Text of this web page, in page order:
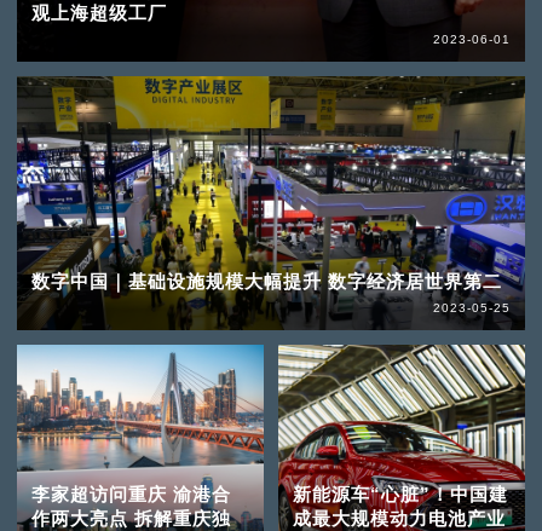
观上海超级工厂
2023-06-01
数字中国｜基础设施规模大幅提升 数字经济居世界第二
2023-05-25
李家超访问重庆 渝港合
作两大亮点 拆解重庆独
新能源车“心脏”！中国建
成最大规模动力电池产业